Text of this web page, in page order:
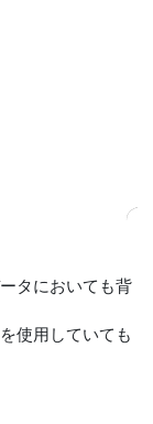
タにおいても背
使用していても